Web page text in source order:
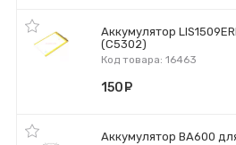
Аккумулятор
(C5302)
Код товара: 16463
150
Аккумулятор BA600